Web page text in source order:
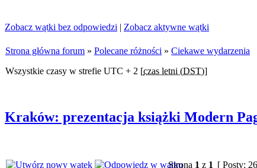
Zobacz wątki bez odpowiedzi | Zobacz aktywne wątki
Strona główna forum » Polecane różności » Ciekawe wydarzenia
Wszystkie czasy w strefie UTC + 2 [czas letni (DST)]
Kraków: prezentacja książki Modern
Strona 1 z 1 [ Posty: